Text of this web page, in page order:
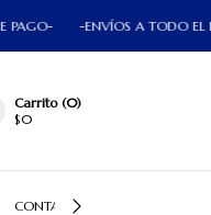
-ENVÍOS A TODO EL PAÍS-
Carrito (0)
$0
CONTACTO